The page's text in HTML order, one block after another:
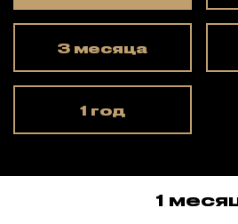
3 месяца
1 год
1